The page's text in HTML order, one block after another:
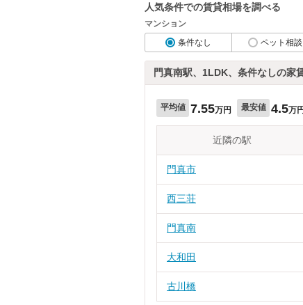
人気条件での賃貸相場を調べる
マンション
条件なし
ペット相談
門真南駅、1LDK、条件なしの家
平均値 7.55万円 最安値 4.5万
近隣の駅
門真市
西三荘
門真南
大和田
古川橋